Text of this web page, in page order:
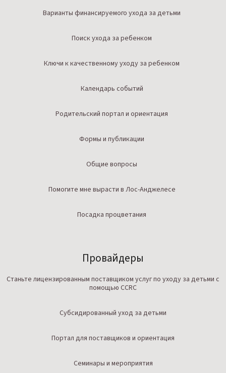
Варианты финансируемого ухода за детьми
Поиск ухода за ребенком
Ключи к качественному уходу за ребенком
Календарь событий
Родительский портал и ориентация
Формы и публикации
Общие вопросы
Помогите мне вырасти в Лос-Анджелесе
Посадка процветания
Провайдеры
Станьте лицензированным поставщиком услуг по уходу за детьми с
помощью CCRC
Субсидированный уход за детьми
Портал для поставщиков и ориентация
Семинары и мероприятия